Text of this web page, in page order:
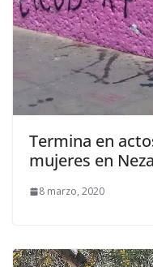
Termina en
mujeres en
8 marzo, 2020